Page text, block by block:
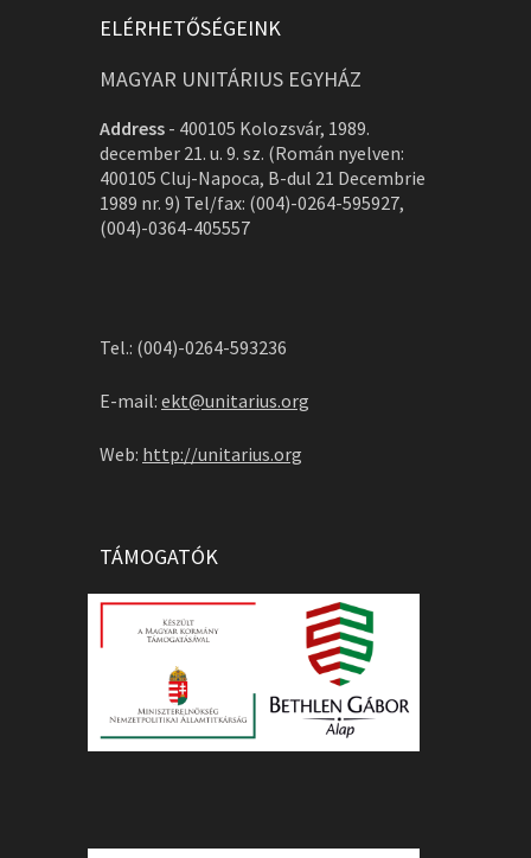
ELÉRHETŐSÉGEINK
MAGYAR UNITÁRIUS EGYHÁZ
Address - 400105 Kolozsvár, 1989.
december 21. u. 9. sz. (Román nyelven:
400105 Cluj-Napoca, B-dul 21 Decembrie
1989 nr. 9) Tel/fax: (004)-0264-595927,
(004)-0364-405557
Tel.: (004)-0264-593236
E-mail: ekt@unitarius.org
Web: http://unitarius.org
TÁMOGATÓK